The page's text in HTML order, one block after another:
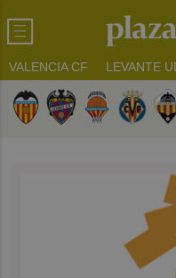
VALENCIA CF LEVANTE